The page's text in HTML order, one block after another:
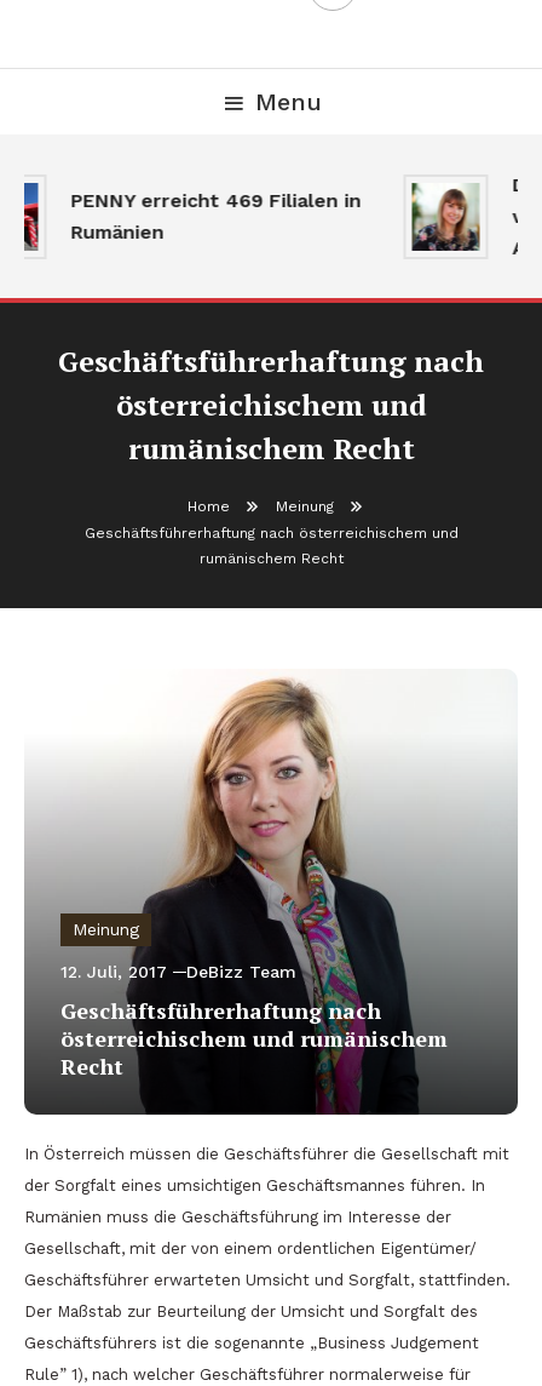
Menu
PENNY erreicht 469 Filialen in
Rumänien
Geschäftsführerhaftung nach
österreichischem und
rumänischem Recht
Home
Meinung
Geschäftsführerhaftung nach österreichischem und
rumänischem Recht
Meinung
12. Juli, 2017 DeBizz Team
Geschäftsführerhaftung nach
österreichischem und rumänischem
Recht
In Österreich müssen die Geschäftsführer die Gesellschaft mit
der Sorgfalt eines umsichtigen Geschäftsmannes führen. In
Rumänien muss die Geschäftsführung im Interesse der
Gesellschaft, mit der von einem ordentlichen Eigentümer/
Geschäftsführer erwarteten Umsicht und Sorgfalt, stattfinden.
Der Maßstab zur Beurteilung der Umsicht und Sorgfalt des
Geschäftsführers ist die sogenannte „Business Judgement
Rule” 1), nach welcher Geschäftsführer normalerweise für